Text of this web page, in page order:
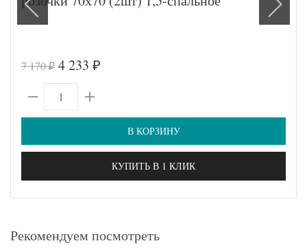
7 170₽ 4 233 ₽
В КОРЗИНУ
КУПИТЬ В 1 КЛИК
Рекомендуем посмотреть